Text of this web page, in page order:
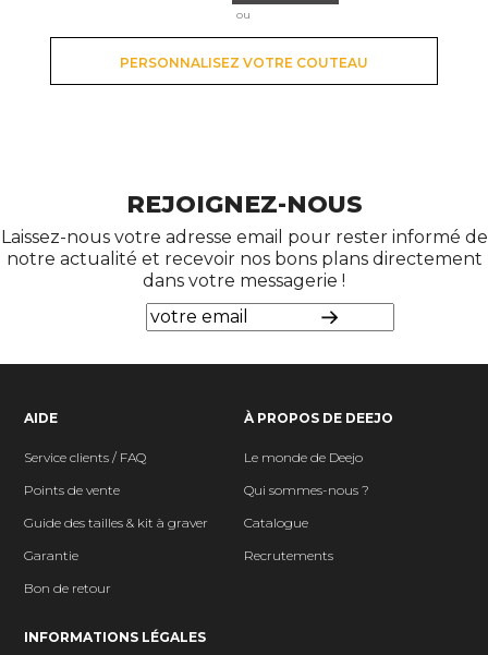
ou
PERSONNALISEZ VOTRE COUTEAU
REJOIGNEZ-NOUS
Laissez-nous votre adresse email pour rester informé de
notre actualité et recevoir nos bons plans directement
dans votre messagerie !
AIDE
Service clients / FAQ
Points de vente
Guide des tailles & kit à graver
Garantie
Bon de retour
À PROPOS DE DEEJO
Le monde de Deejo
Qui sommes-nous ?
Catalogue
Recrutements
INFORMATIONS LÉGALES